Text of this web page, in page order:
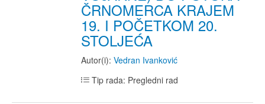
ČRNOMERCA KRAJEM
19. I POČETKOM 20.
STOLJEĆA
Autor(i): Vedran Ivanković
Tip rada: Pregledni rad